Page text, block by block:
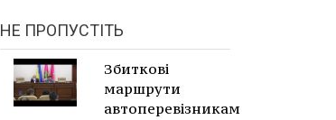
НЕ ПРОПУСТІТЬ
Збиткові
маршрути
автоперевізникам